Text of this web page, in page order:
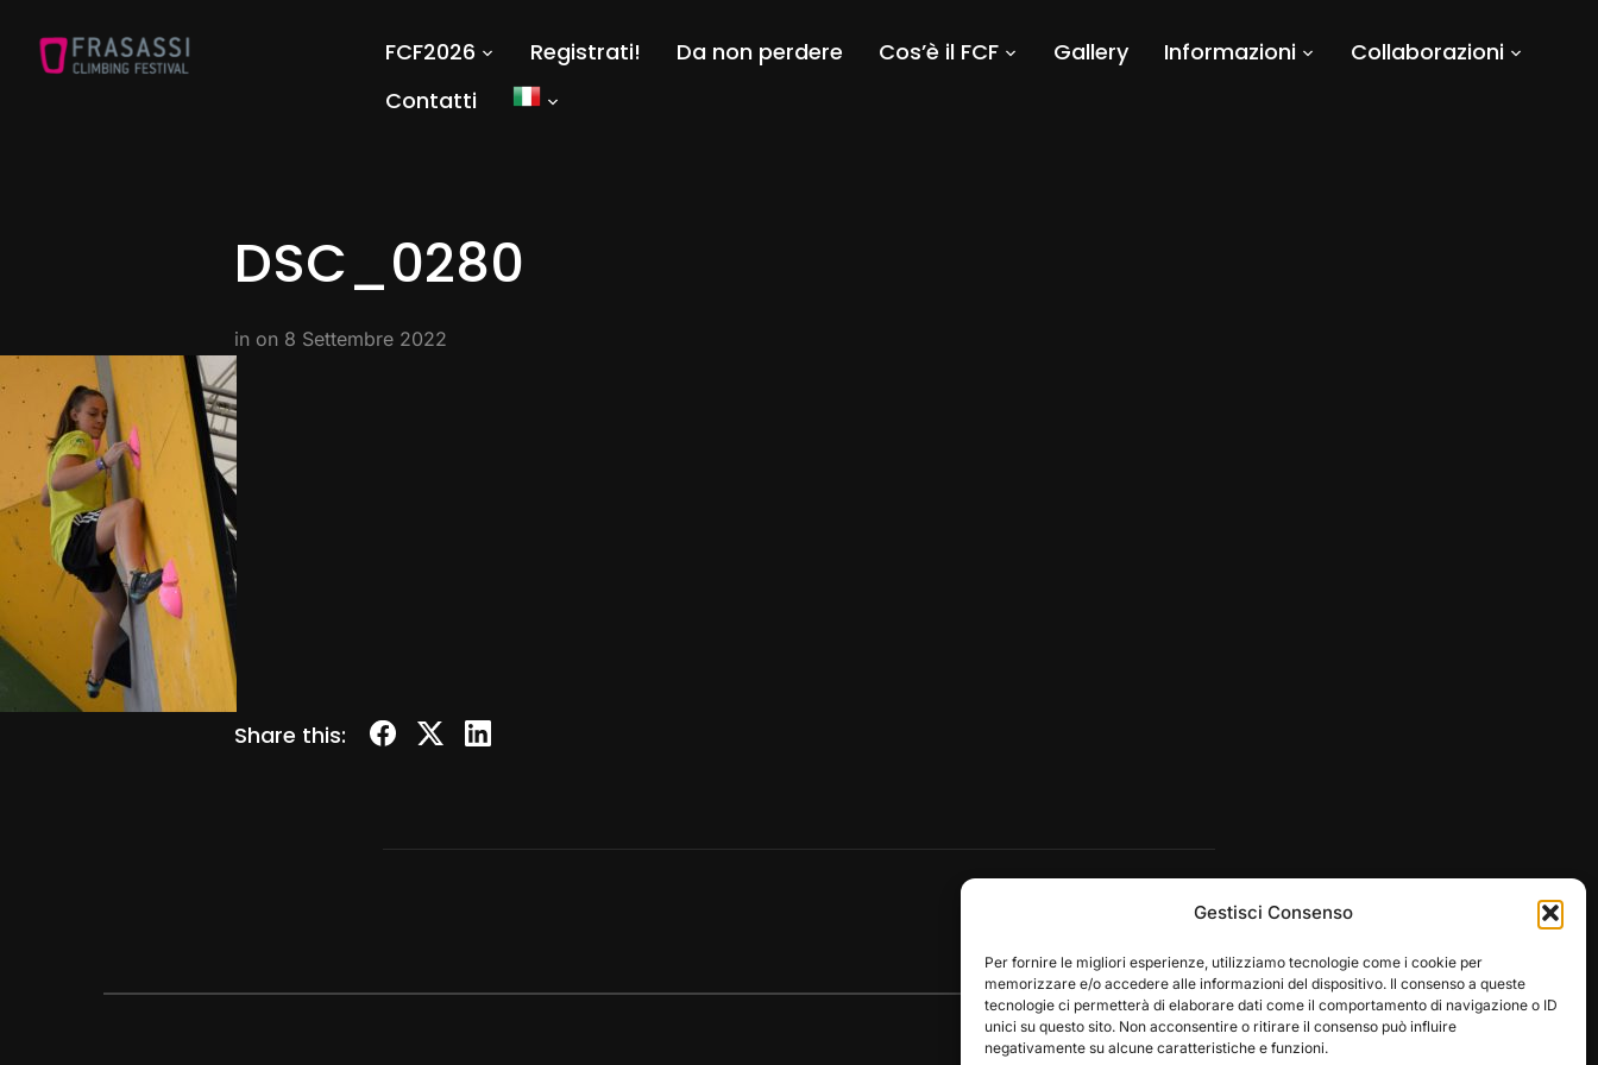
Gestisci Consenso
Per fornire le migliori esperienze, utilizziamo tecnologie come i cookie per
memorizzare e/o accedere alle informazioni del dispositivo. Il consenso a queste
tecnologie ci permetterà di elaborare dati come il comportamento di navigazione o ID
unici su questo sito. Non acconsentire o ritirare il consenso può influire
negativamente su alcune caratteristiche e funzioni.
FCF2026 Registrati! Da non perdere Cos’è il FCF Gallery Informazioni
Collaborazioni
Contatti
DSC_0280
in on 8 Settembre 2022
Share this: